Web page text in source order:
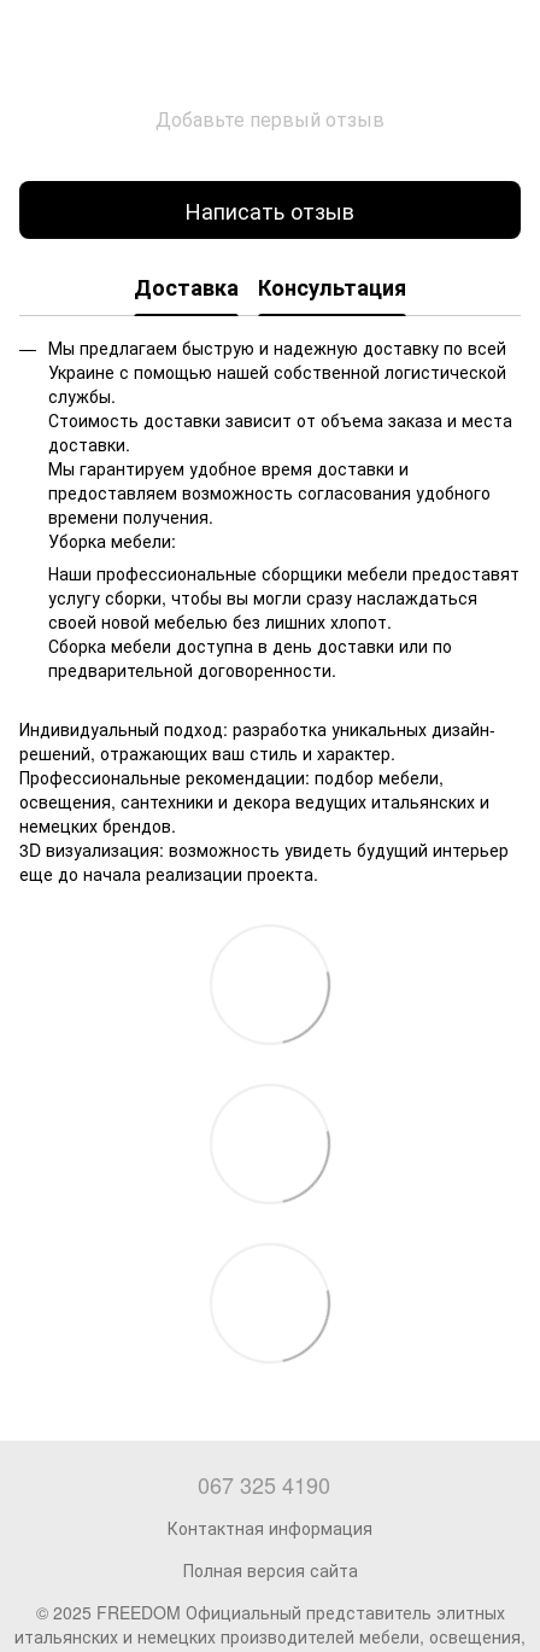
Добавьте первый отзыв
Написать отзыв
Доставка Консультация
Мы предлагаем быструю и надежную доставку по всей
Украине с помощью нашей собственной логистической
службы.
Стоимость доставки зависит от объема заказа и места
доставки.
Мы гарантируем удобное время доставки и
предоставляем возможность согласования удобного
времени получения.
Уборка мебели:
Наши профессиональные сборщики мебели предоставят
услугу сборки, чтобы вы могли сразу наслаждаться
своей новой мебелью без лишних хлопот.
Сборка мебели доступна в день доставки или по
предварительной договоренности.
Индивидуальный подход: разработка уникальных дизайн-
решений, отражающих ваш стиль и характер.
Профессиональные рекомендации: подбор мебели,
освещения, сантехники и декора ведущих итальянских и
немецких брендов.
3D визуализация: возможность увидеть будущий интерьер
еще до начала реализации проекта.
067 325 4190
Контактная информация
Полная версия сайта
© 2025 FREEDOM Официальный представитель элитных
итальянских и немецких производителей мебели, освещения,